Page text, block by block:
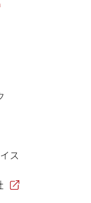
ス